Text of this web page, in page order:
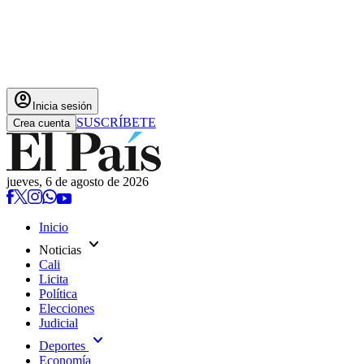
account_circle Inicia sesión
Crea cuenta SUSCRÍBETE
jueves, 6 de agosto de 2026
Inicio
Noticias expand_more
Cali
Licita
Política
Elecciones
Judicial
Deportes expand_more
Economía